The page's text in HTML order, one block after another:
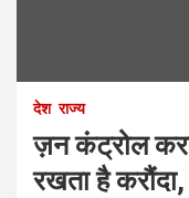
देश राज्य
ज़न कंट्रोल
रखता है